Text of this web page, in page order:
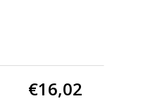
€16,02